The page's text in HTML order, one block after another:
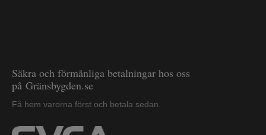
Säkra och förmånliga betalningar hos oss
på Gränsbygden.se
Få hem varorna först och betala sedan.